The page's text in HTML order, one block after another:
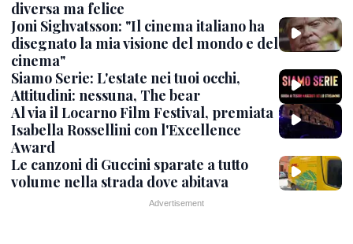
diversa ma felice
Joni Sighvatsson: "Il cinema italiano ha
disegnato la mia visione del mondo e del
cinema"
Siamo Serie: L'estate nei tuoi occhi,
Attitudini: nessuna, The bear
Al via il Locarno Film Festival, premiata
Isabella Rossellini con l'Excellence
Award
Le canzoni di Guccini sparate a tutto
volume nella strada dove abitava